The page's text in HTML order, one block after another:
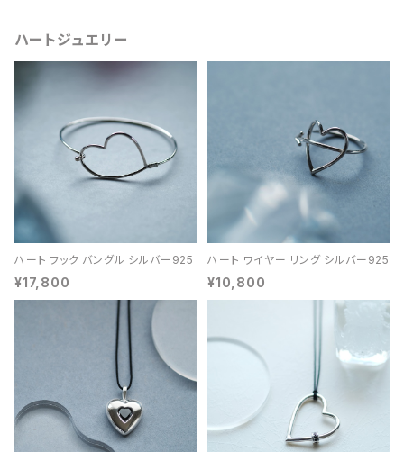
ハートジュエリー
ハート フック バングル シルバー925
¥17,800
ハート ワイヤー リング シルバー925
¥10,800